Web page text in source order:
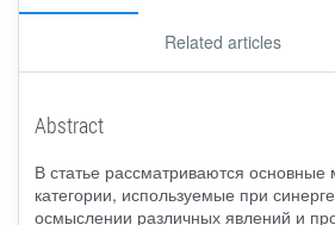
Related articles
Abstract
В статье рассматриваются основные
категории, используемые при
осмыслении различных явлений и